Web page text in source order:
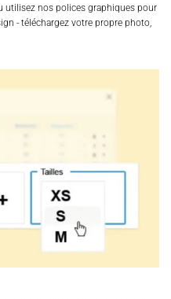
utilisez nos polices graphiques pour
- téléchargez votre propre photo,